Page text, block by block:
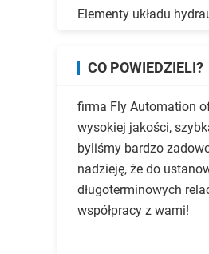
Elementy układu
CO POWIEDZIELI?
firma Fly Automation
wysokiej jakości,
byliśmy bardzo
nadzieję, że do
długoterminowych
współpracy z wami!